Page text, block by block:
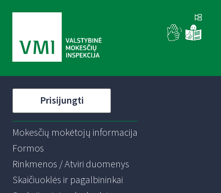
Prisijungti
Mokesčių mokėtojų informacija
Formos
Rinkmenos / Atviri duomenys
Skaičiuoklės ir pagalbininkai